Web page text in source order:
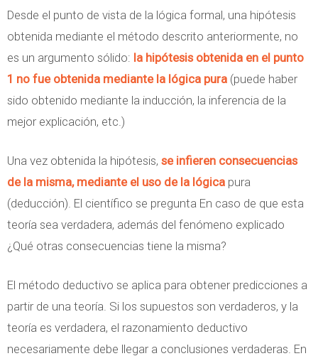
Desde el punto de vista de la lógica formal, una hipótesis
obtenida mediante el método descrito anteriormente, no
es un argumento sólido: la hipótesis obtenida en el punto
1 no fue obtenida mediante la lógica pura (puede haber
sido obtenido mediante la inducción, la inferencia de la
mejor explicación, etc.)
Una vez obtenida la hipótesis, se infieren consecuencias
de la misma, mediante el uso de la lógica pura
(deducción). El científico se pregunta En caso de que esta
teoría sea verdadera, además del fenómeno explicado
¿Qué otras consecuencias tiene la misma?
El método deductivo se aplica para obtener predicciones a
partir de una teoría. Si los supuestos son verdaderos, y la
teoría es verdadera, el razonamiento deductivo
necesariamente debe llegar a conclusiones verdaderas. En